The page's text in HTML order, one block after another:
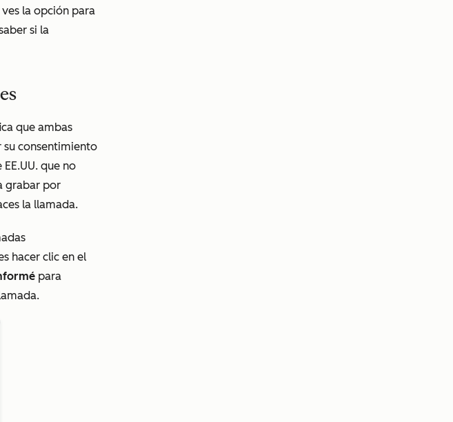
la opción para
si la
que ambas
su consentimiento
que no
grabar por
la llamada.
hacer clic en el
para